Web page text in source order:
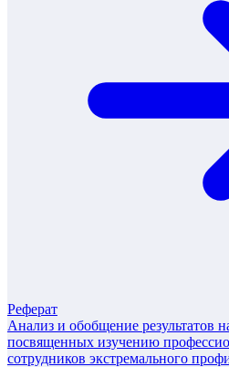
Реферат
Анализ и обобщение результатов
посвященных изучению
сотрудников экстремального